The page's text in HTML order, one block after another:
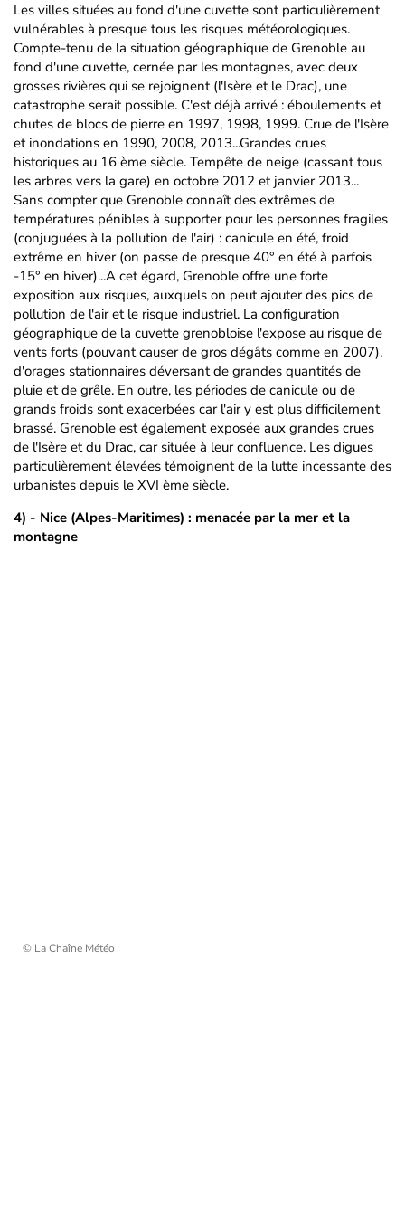
Les villes situées au fond d'une cuvette sont particulièrement
vulnérables à presque tous les risques météorologiques.
Compte-tenu de la situation géographique de Grenoble au
fond d'une cuvette, cernée par les montagnes, avec deux
grosses rivières qui se rejoignent (l'Isère et le Drac), une
catastrophe serait possible. C'est déjà arrivé : éboulements et
chutes de blocs de pierre en 1997, 1998, 1999. Crue de l'Isère
et inondations en 1990, 2008, 2013...Grandes crues
historiques au 16 ème siècle. Tempête de neige (cassant tous
les arbres vers la gare) en octobre 2012 et janvier 2013...
Sans compter que Grenoble connaît des extrêmes de
températures pénibles à supporter pour les personnes fragiles
(conjuguées à la pollution de l'air) : canicule en été, froid
extrême en hiver (on passe de presque 40° en été à parfois
-15° en hiver)...A cet égard, Grenoble offre une forte
exposition aux risques, auxquels on peut ajouter des pics de
pollution de l'air et le risque industriel. La configuration
géographique de la cuvette grenobloise l'expose au risque de
vents forts (pouvant causer de gros dégâts comme en 2007),
d'orages stationnaires déversant de grandes quantités de
pluie et de grêle. En outre, les périodes de canicule ou de
grands froids sont exacerbées car l'air y est plus difficilement
brassé. Grenoble est également exposée aux grandes crues
de l'Isère et du Drac, car située à leur confluence. Les digues
particulièrement élevées témoignent de la lutte incessante des
urbanistes depuis le XVI ème siècle.
4) - Nice (Alpes-Maritimes) : menacée par la mer et la
montagne
© La Chaîne Météo